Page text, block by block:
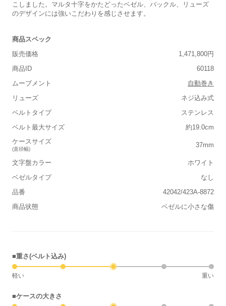
こしました。マルタ十字をかたどったベゼル、バックル、リューズ
のデザインには強いこだわりを感じさせます。
商品スペック
販売価格
1,471,800円
商品ID
60118
ムーブメント
自動巻き
リューズ
ネジ込み式
ベルトタイプ
ステンレス
ベルト最大サイズ
約19.0cm
ケースサイズ
(直径幅)
37mm
文字盤カラー
ホワイト
ベゼルタイプ
なし
品番
42042/423A-8872
商品状態
ベゼルに小さな傷
■重さ(ベルト込み)
軽い 重い
■ケースの大きさ